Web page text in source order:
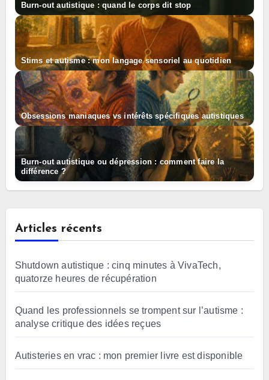
Burn-out autistique : quand le corps dit stop
Stims et autisme : mon langage sensoriel au quotidien
Obsessions maniaques vs intérêts spécifiques autistiques
Burn-out autistique ou dépression : comment faire la
différence ?
Articles récents
Shutdown autistique : cinq minutes à VivaTech,
quatorze heures de récupération
Quand les professionnels se trompent sur l’autisme :
analyse critique des idées reçues
Autisteries en vrac : mon premier livre est disponible